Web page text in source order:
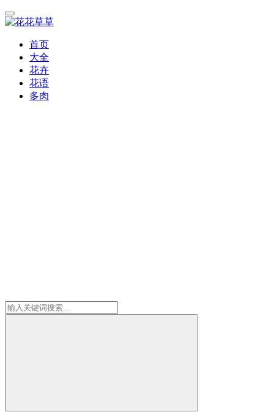
首页
大全
花卉
花语
多肉